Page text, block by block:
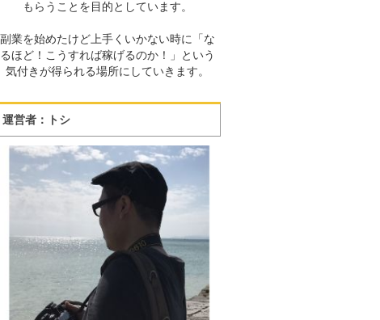
もらうことを目的としています。
副業を始めたけど上手くいかない時に「な
るほど！こうすれば稼げるのか！」という
気付きが得られる場所にしていきます。
運営者：トシ